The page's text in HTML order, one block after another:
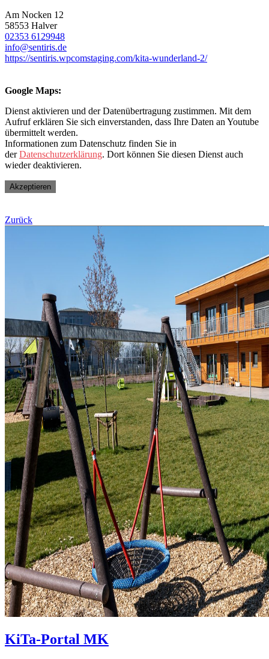
Am Nocken 12
58553 Halver
02353 6129948
info@sentiris.de
https://sentiris.wpcomstaging.com/kita-wunderland-2/
Google Maps:
Dienst aktivieren und der Datenübertragung zustimmen. Mit dem
Aufruf erklären Sie sich einverstanden, dass Ihre Daten an Youtube
übermittelt werden.
Informationen zum Datenschutz finden Sie in
derDatenschutzerklärung. Dort können Sie diesen Dienst auch
wieder deaktivieren.
Akzeptieren
Zurück
KiTa-Portal MK